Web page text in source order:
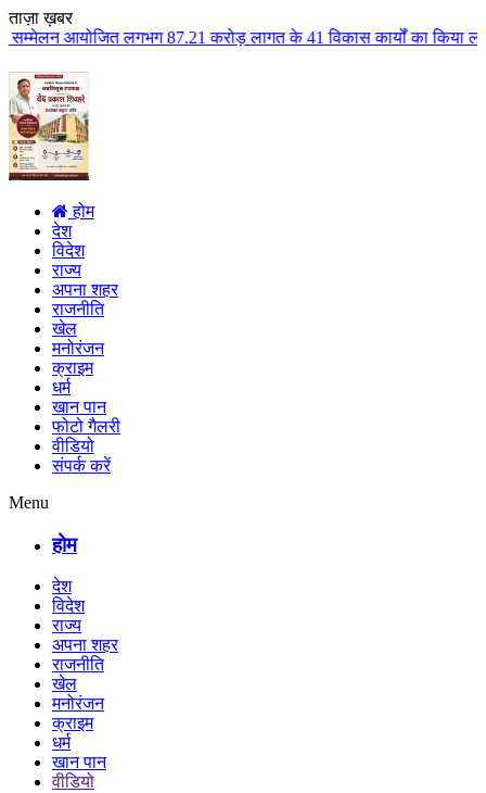
ताज़ा ख़बर
करोड़ लागत के 41 विकास कार्यों का किया लोकार्पण एवं भूमिपूजन
होम
देश
विदेश
राज्य
अपना शहर
राजनीति
खेल
मनोरंजन
क्राइम
धर्म
खान पान
फोटो गैलरी
वीडियो
संपर्क करें
Menu
होम
देश
विदेश
राज्य
अपना शहर
राजनीति
खेल
मनोरंजन
क्राइम
धर्म
खान पान
वीडियो